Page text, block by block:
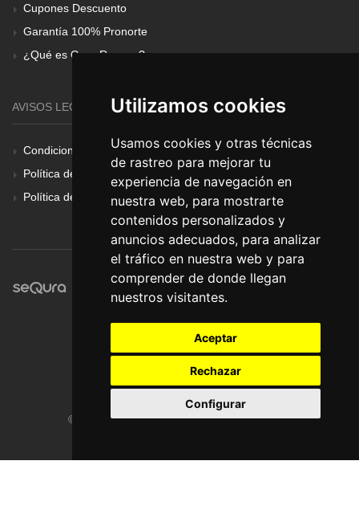
Utilizamos cookies
Usamos cookies y otras técnicas
de rastreo para mejorar tu
experiencia de navegación en
nuestra web, para mostrarte
contenidos personalizados y
anuncios adecuados, para analizar
el tráfico en nuestra web y para
comprender de donde llegan
nuestros visitantes.
Aceptar
Rechazar
Configurar
Cupones Descuento
Garantía 100% Pronorte
¿Qué es Gear Renove?
AVISOS LEGALES
Condiciones Generales
Política de Cookies
Política de Privacidad
© Pronorte Sonido SL. Todos los derechos reservados.